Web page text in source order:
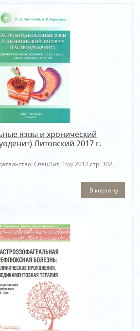
язвы и хронический
Литовский 2017 г.
СпецЛит, Год: 2017,стр: 302,
В корзину